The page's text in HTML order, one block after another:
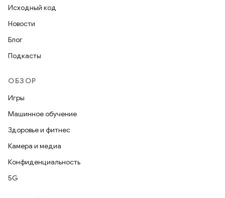
Исходный код
Новости
Блог
Подкасты
ОБЗОР
Игры
Машинное обучение
Здоровье и фитнес
Камера и медиа
Конфиденциальность
5G